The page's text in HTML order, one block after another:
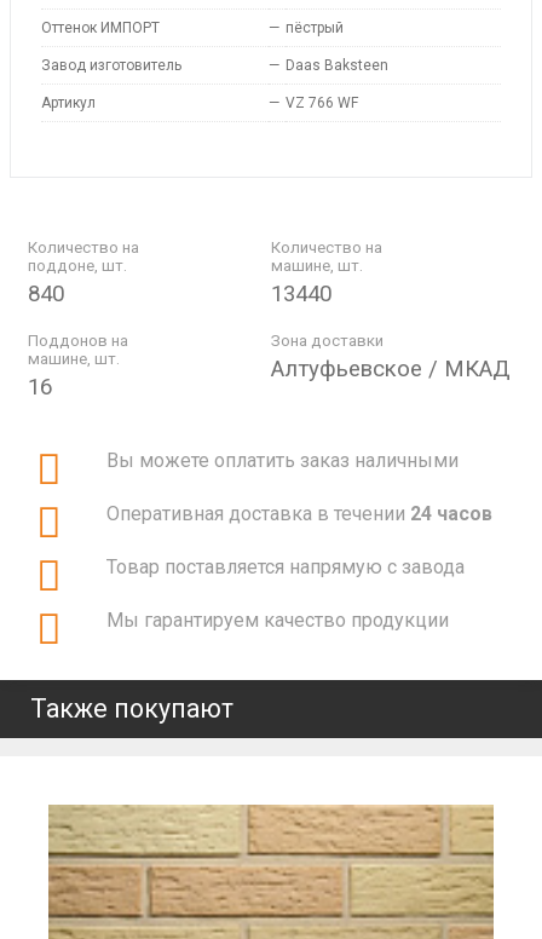
Оттенок ИМПОРТ — пёстрый
Завод изготовитель — Daas Baksteen
Артикул — VZ 766 WF
Количество на
поддоне, шт.
840
Количество на
машине, шт.
13440
Поддонов на
машине, шт.
16
Зона доставки
Алтуфьевское / МКАД
Вы можете оплатить заказ наличными
Оперативная доставка в течении 24 часов
Товар поставляется напрямую с завода
Мы гарантируем качество продукции
Также покупают